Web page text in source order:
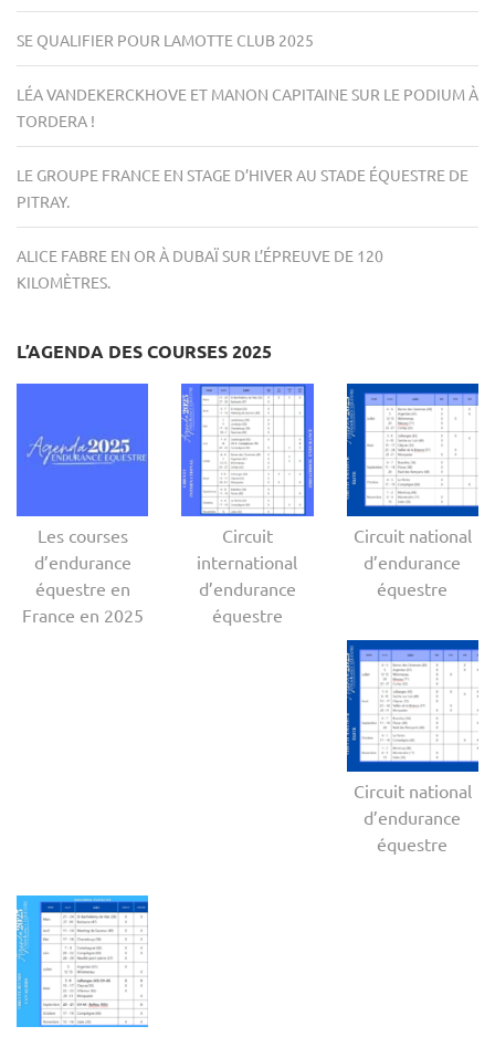
SE QUALIFIER POUR LAMOTTE CLUB 2025
LÉA VANDEKERCKHOVE ET MANON CAPITAINE SUR LE PODIUM À
TORDERA !
LE GROUPE FRANCE EN STAGE D’HIVER AU STADE ÉQUESTRE DE
PITRAY.
ALICE FABRE EN OR À DUBAÏ SUR L’ÉPREUVE DE 120
KILOMÈTRES.
L’AGENDA DES COURSES 2025
Les courses
d’endurance
équestre en
France en 2025
Circuit
international
d’endurance
équestre
Circuit national
d’endurance
équestre
Circuit national
d’endurance
équestre